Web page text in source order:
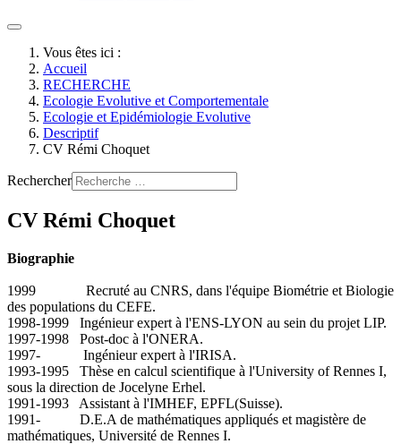
Vous êtes ici :
Accueil
RECHERCHE
Ecologie Evolutive et Comportementale
Ecologie et Epidémiologie Evolutive
Descriptif
CV Rémi Choquet
Rechercher
CV Rémi Choquet
Biographie
1999 Recruté au CNRS, dans l'équipe Biométrie et Biologie
des populations du CEFE.
1998-1999 Ingénieur expert à l'ENS-LYON au sein du projet LIP.
1997-1998 Post-doc à l'ONERA.
1997- Ingénieur expert à l'IRISA.
1993-1995 Thèse en calcul scientifique à l'University of Rennes I,
sous la direction de Jocelyne Erhel.
1991-1993 Assistant à l'IMHEF, EPFL(Suisse).
1991- D.E.A de mathématiques appliqués et magistère de
mathématiques, Université de Rennes I.